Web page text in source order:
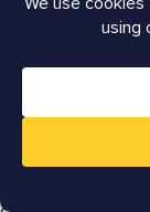
específico
negócios,
Posso usar
poderosa para
um maior